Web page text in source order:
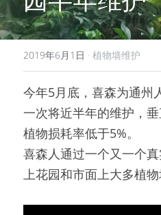
2019年6月1日 · 植物墙维护
今年5月底，喜森为通州
一次将近半年的维护，
植物损耗率低于5%。
喜森人通过一个又一个
上花园和市面上大多植物